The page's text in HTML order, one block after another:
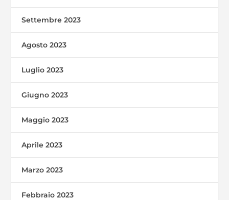
Settembre 2023
Agosto 2023
Luglio 2023
Giugno 2023
Maggio 2023
Aprile 2023
Marzo 2023
Febbraio 2023